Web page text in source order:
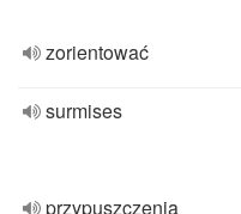
zorientować
surmises
przypuszczenia